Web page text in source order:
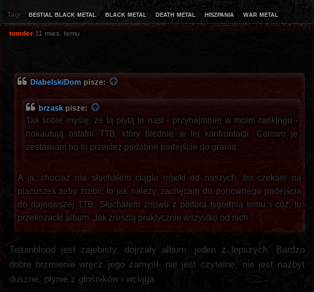
Tagi: bestial black metal black metal death metal hiszpania war metal
tomder 11 mies. temu
DiabelskiDom pisze:
brzask pisze:
Tak sobie myślę, że tą płytą to nasi - przynajmniej w moim rankingu -
nokautują ostatni TTB, który blednie w tej konfrontacji. Celowo je
zestawiam bo to przecież podobne podejście do grania.
A ja, chociaż nie słuchałem ciągle nówki od naszych, bo czekam na
placuszek żeby zrobić to jak należy, zachęcam do ponownego podejścia
do najnowszej TTB. Słuchałem znowu z półtora tygodnia temu i cóż, to
przekozacki album. Jak zresztą praktycznie wszystko od nich.
Teitanblood jest zajebisty, dojrzały album, jeden z lepszych. Bardzo
dobre brzmienie wręcz jego zamysł- nie jest czytelne, nie jest nazbyt
duszne, płynie z głośników i wciąga.